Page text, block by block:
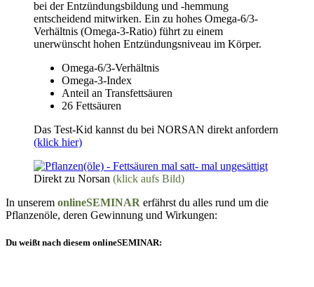
bei der Entzündungsbildung und -hemmung
entscheidend mitwirken. Ein zu hohes Omega-6/3-
Verhältnis (Omega-3-Ratio) führt zu einem
unerwünscht hohen Entzündungsniveau im Körper.
Omega-6/3-Verhältnis
Omega-3-Index
Anteil an Transfettsäuren
26 Fettsäuren
Das Test-Kid kannst du bei NORSAN direkt anfordern
(klick hier)
Direkt zu Norsan (klick aufs Bild)
In unserem onlineSEMINAR erfährst du alles rund um die
Pflanzenöle, deren Gewinnung und Wirkungen:
Du weißt nach diesem onlineSEMINAR: